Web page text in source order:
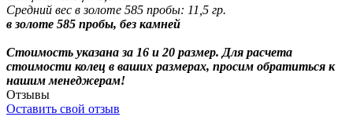
Средний вес в золоте 585 пробы: 11,5 гр.
в золоте 585 пробы, без камней
Стоимость указана за 16 и 20 размер. Для расчета
стоимости колец в ваших размерах, просим обратиться к
нашим менеджерам!
Отзывы
Оставить свой отзыв